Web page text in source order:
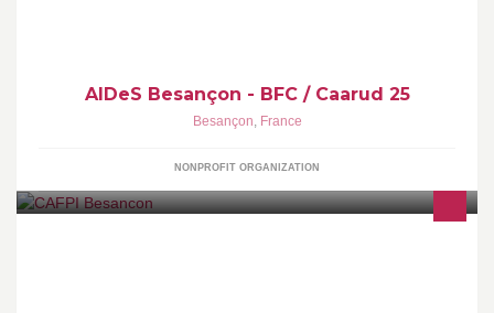
AIDeS Besançon - BFC / Caarud 25
Besançon, France
NONPROFIT ORGANIZATION